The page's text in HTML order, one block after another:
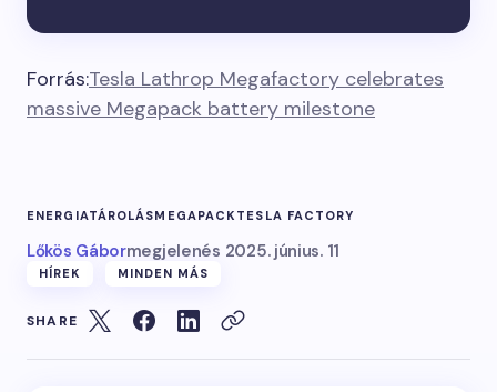
Forrás:Tesla Lathrop Megafactory celebrates
massive Megapack battery milestone
ENERGIATÁROLÁSMEGAPACK TESLA FACTORY
Lőkös Gábormegjelenés 2025. június. 11
HÍREK MINDEN MÁS
SHARE